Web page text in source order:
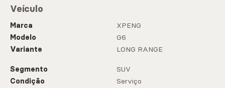
Veículo
Marca
XPENG
Modelo
G6
Variante
LONG RANGE
Segmento
SUV
Condição
Serviço